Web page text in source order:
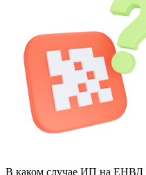
В каком случае ИП на ЕНВД